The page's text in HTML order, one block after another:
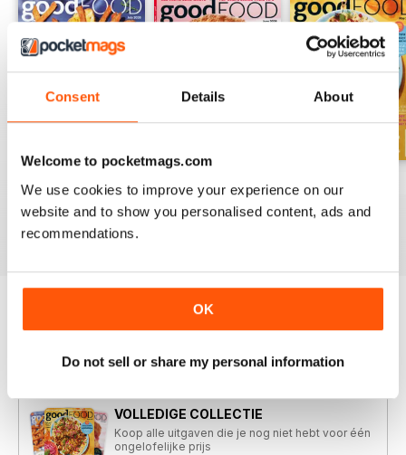
Consent Details About
Welcome to pocketmags.com
We use cookies to improve your experience on our
website and to show you personalised content, ads and
recommendations.
OK
Do not sell or share my personal information
Jul-26
Kopen voor€6,99
Bekijk|In
winkelwagen
Jun-26
Kopen voor€6,99
May-26
Kopen voor€6,99
Nu lezen
VOLLEDIGE COLLECTIE
Koop alle uitgaven die je nog niet hebt voor één
ongelofelijke prijs